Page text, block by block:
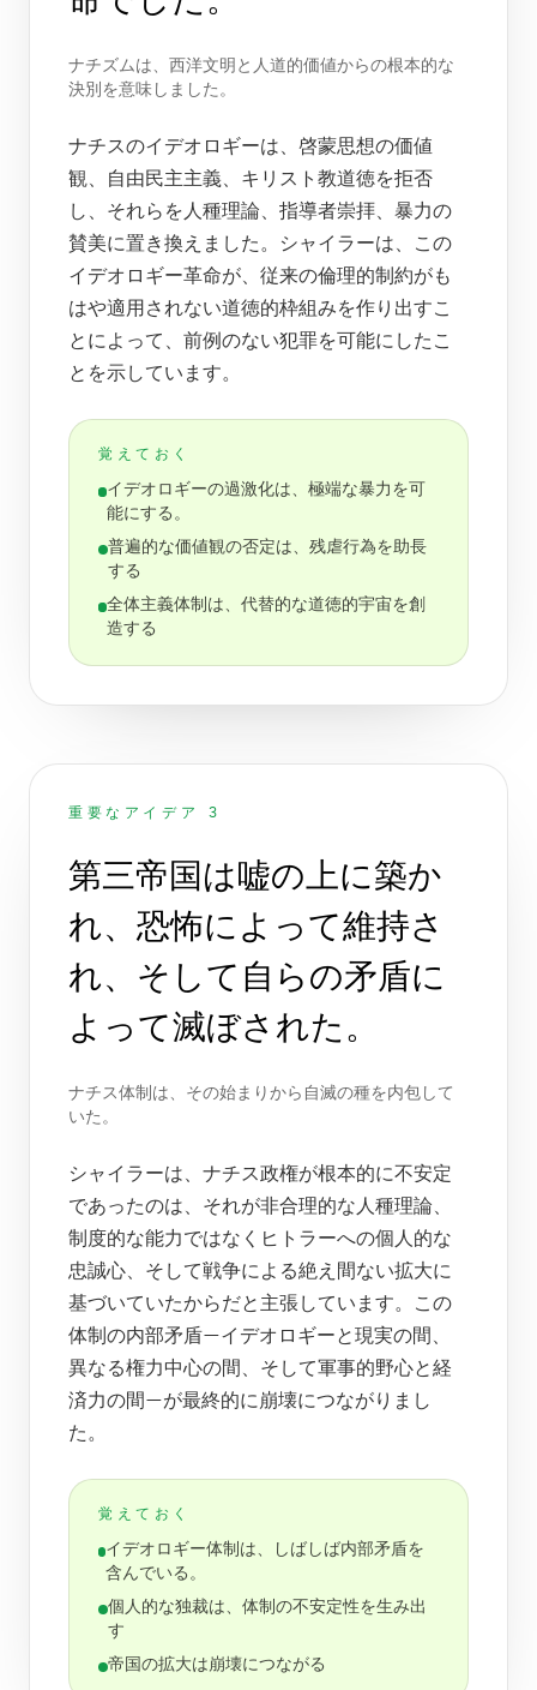
ナチズムは、西洋文明と人道的価値からの根本的な
決別を意味しました。
ナチスのイデオロギーは、啓蒙思想の価値
観、自由民主主義、キリスト教道徳を拒否
し、それらを人種理論、指導者崇拝、暴力の
賛美に置き換えました。シャイラーは、この
イデオロギー革命が、従来の倫理的制約がも
はや適用されない道徳的枠組みを作り出すこ
とによって、前例のない犯罪を可能にしたこ
とを示しています。
覚えておく
イデオロギーの過激化は、極端な暴力を可
能にする。
普遍的な価値観の否定は、残虐行為を助長
する
全体主義体制は、代替的な道徳的宇宙を創
造する
重要なアイデア 3
第三帝国は嘘の上に築か
れ、恐怖によって維持さ
れ、そして自らの矛盾に
よって滅ぼされた。
ナチス体制は、その始まりから自滅の種を内包して
いた。
シャイラーは、ナチス政権が根本的に不安定
であったのは、それが非合理的な人種理論、
制度的な能力ではなくヒトラーへの個人的な
忠誠心、そして戦争による絶え間ない拡大に
基づいていたからだと主張しています。この
体制の内部矛盾—イデオロギーと現実の間、
異なる権力中心の間、そして軍事的野心と経
済力の間—が最終的に崩壊につながりまし
た。
覚えておく
イデオロギー体制は、しばしば内部矛盾を
含んでいる。
個人的な独裁は、体制の不安定性を生み出
す
帝国の拡大は崩壊につながる